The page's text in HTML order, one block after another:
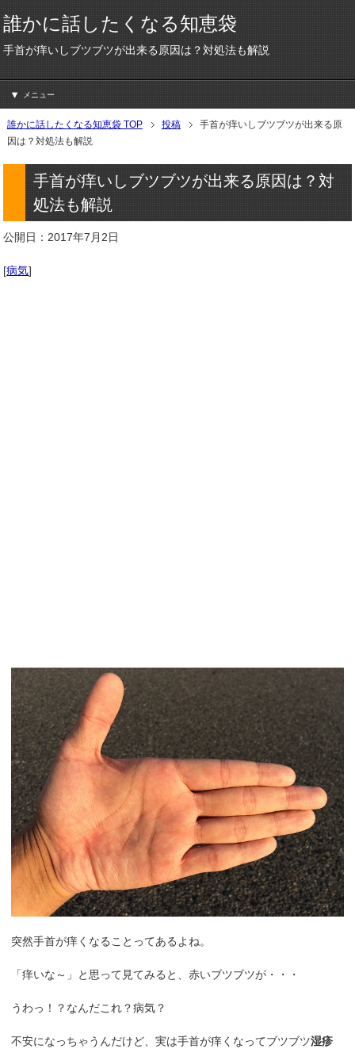
誰かに話したくなる知恵袋
手首が痒いしブツブツが出来る原因は？対処法も解説
メニュー
誰かに話したくなる知恵袋 TOP 投稿
手首が痒いしブツブツが出来る原
因は？対処法も解説
手首が痒いしブツブツが出来る原因は？対
処法も解説
公開日：2017年7月2日
[病気]
突然手首が痒くなることってあるよね。
「痒いな～」と思って見てみると、赤いブツブツが・・・
うわっ！？なんだこれ？病気？
不安になっちゃうんだけど、実は手首が痒くなってブツブツ湿疹